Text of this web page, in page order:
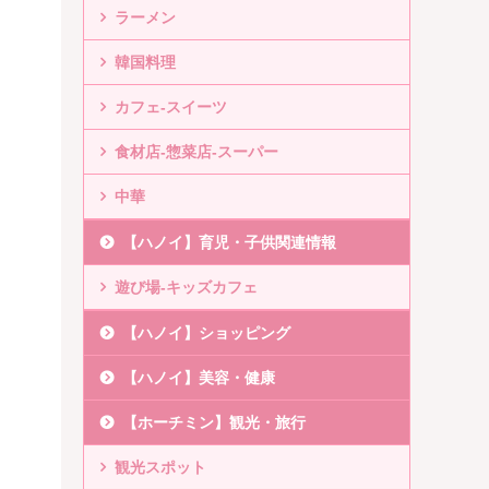
ラーメン
韓国料理
カフェ-スイーツ
食材店-惣菜店-スーパー
中華
【ハノイ】育児・子供関連情報
遊び場-キッズカフェ
【ハノイ】ショッピング
【ハノイ】美容・健康
【ホーチミン】観光・旅行
観光スポット